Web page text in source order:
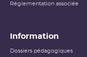
Réglementation associée
Information
Dossiers pédagogiques